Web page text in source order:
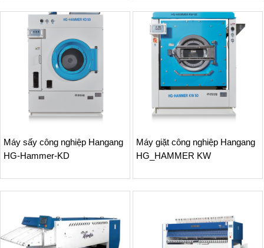
Máy sấy công nghiệp Hangang
HG-Hammer-KD
Máy giặt công nghiệp Hangang
HG_HAMMER KW